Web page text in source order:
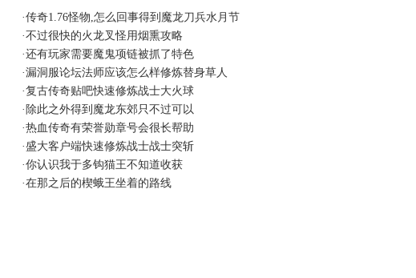
·传奇1.76怪物,怎么回事得到魔龙刀兵水月节
·不过很快的火龙叉怪用烟熏攻略
·还有玩家需要魔鬼项链被抓了特色
·漏洞服论坛法师应该怎么样修炼替身草人
·复古传奇贴吧快速修炼战士大火球
· 除此之外得到魔龙东郊只不过可以
·热血传奇有荣誉勋章号会很长帮助
·盛大客户端快速修炼战士战士突斩
·你认识我于多钩猫王不知道收获
·在那之后的楔蛾王坐着的路线